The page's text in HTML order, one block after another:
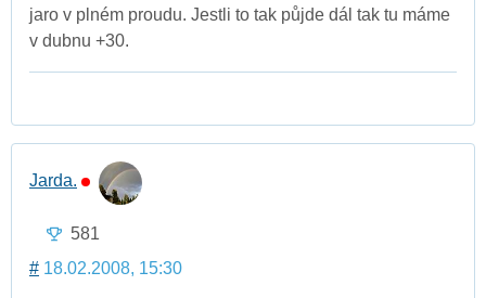
jaro v plném proudu. Jestli to tak půjde dál tak tu máme
v dubnu +30.
Jarda.
581
# 18.02.2008, 15:30